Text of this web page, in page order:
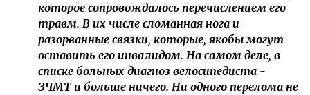
которое сопровождалось перечислением его
травм. В их числе сломанная нога и
разорванные связки, которые, якобы могут
оставить его инвалидом. На самом деле, в
списке больных диагноз велосипедиста -
ЗЧМТ и больше ничего. Ни одного перелома не